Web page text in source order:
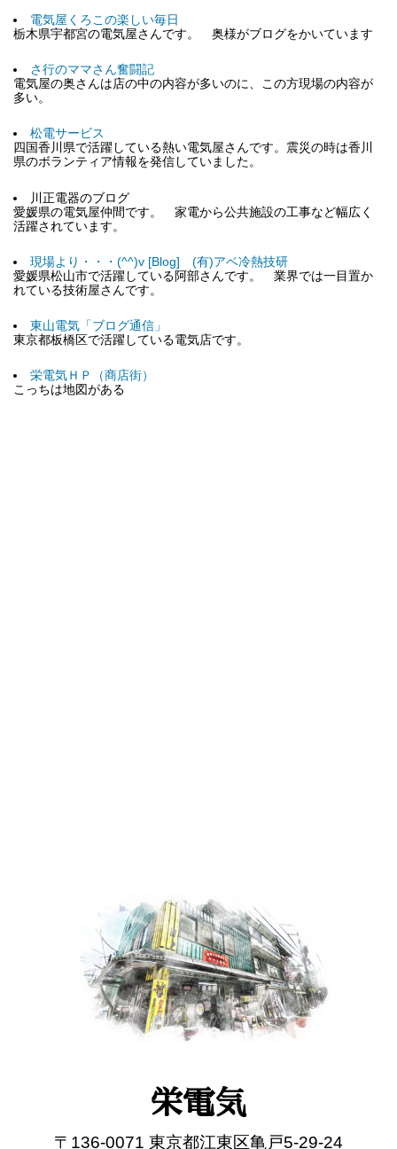
電気屋くろこの楽しい毎日
栃木県宇都宮の電気屋さんです。 奥様がブログをかいています
さ行のママさん奮闘記
電気屋の奥さんは店の中の内容が多いのに、この方現場の内容が
多い。
松電サービス
四国香川県で活躍している熱い電気屋さんです。震災の時は香川
県のボランティア情報を発信していました。
川正電器のブログ
愛媛県の電気屋仲間です。 家電から公共施設の工事など幅広く
活躍されています。
現場より・・・(^^)v [Blog] (有)アベ冷熱技研
愛媛県松山市で活躍している阿部さんです。 業界では一目置か
れている技術屋さんです。
東山電気「ブログ通信」
東京都板橋区で活躍している電気店です。
栄電気ＨＰ（商店街）
こっちは地図がある
栄電気
〒136-0071 東京都江東区亀戸5-29-24